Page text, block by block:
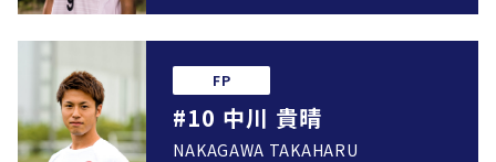
FP
#10 中川 貴晴
NAKAGAWA TAKAHARU